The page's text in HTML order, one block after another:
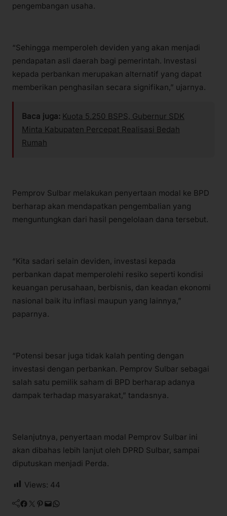
pengembangan usaha.
“Sehingga memperoleh deviden yang akan menjadi
pendapatan asli daerah bagi pemerintah. Investasi
kepada perbankan merupakan alternatif yang dapat
memberikan penghasilan secara signifikan,” ujarnya.
Baca juga: Kuota 5.250 BSPS, Gubernur SDK
Minta Kabupaten Percepat Realisasi Bedah
Rumah
Pemprov Sulbar melakukan penyertaan modal ke BPD
berharap akan mendapatkan pengembalian yang
menguntungkan dari hasil pengelolaan dana tersebut.
“Kita sadari selain deviden, investasi kepada
perbankan dapat memperolehi resiko seperti kondisi
keuangan perusahaan, berbisnis, dan keadan ekonomi
nasional baik itu inflasi maupun yang lainnya,”
paparnya.
“Potensi besar juga tidak kalah penting dengan
investasi dengan perbankan. Pemprov Sulbar sebagai
salah satu pemilik saham di BPD berharap adanya
dampak terhadap masyarakat,” tandasnya.
Selanjutnya, penyertaan modal Pemprov Sulbar ini
akan dibahas lebih lanjut oleh DPRD Sulbar, sampai
diputuskan menjadi Perda.
Views: 44
Facebook Twitter Pinterest Mail WhatsApp